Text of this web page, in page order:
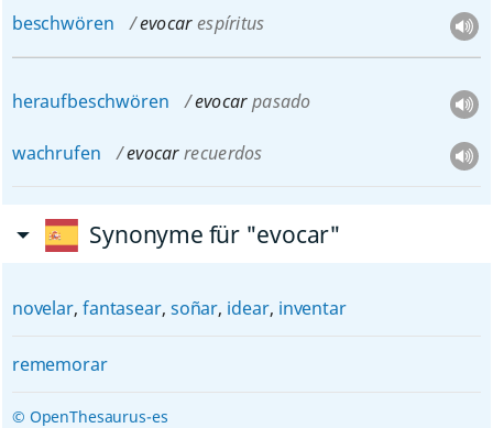
beschwören evocarespíritus
heraufbeschwören evocarpasado
wachrufen evocarrecuerdos
Synonyme für "evocar"
novelar,fantasear, soñar, idear, inventar
rememorar
© OpenThesaurus-es